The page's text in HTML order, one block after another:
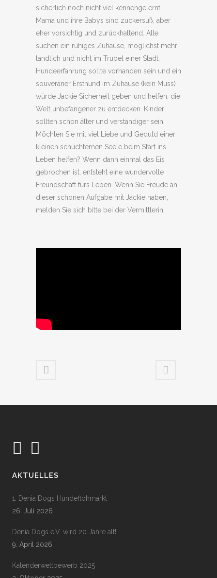
sicherlich noch nicht viel kennengelernt.
Mama und ihre Babys sind zuckersüß, aber
eher vorsichtig und zurückhaltend. Alle
suchen ein ruhiges Zuhause, möglichst mehr
ländlich und nicht im Trubel einer Stadt.
Hundeerfahrung sollte vorhanden sein und ein
souveräner Ersthund im Zuhause (kein Muss)
würde Jackie Sicherheit geben und helfen, die
Welt unbefangener zu entdecken. Kinder
sollten schon älter und verständiger sein.
Möchten Sie mit viel Liebe und Geduld einer
kleinen schüchternen Seele beim Start ins
Leben helfen? Wenn dann einmal das Eis
gebrochen ist, entsteht eine wundervolle
Freundschaft fürs Leben. Wenn Sie Freude an
dieser schönen Aufgabe mit Jackie haben,
melden Sie sich bitte bei der Vermittlerin.
AKTUELLES
1. Denia Dogs Hundeflohmarkt
26. Juli 2026
Denia Dogs e.V. wird 20 Jahre alt!
9. April 2026
Kalenderwettbewerb 2025